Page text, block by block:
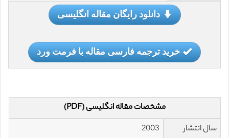
دانلود رایگان مقاله انگلیسی
خرید ترجمه فارسی مقاله با فرمت ورد
مشخصات مقاله انگلیسی (PDF)
سال انتشار
2003